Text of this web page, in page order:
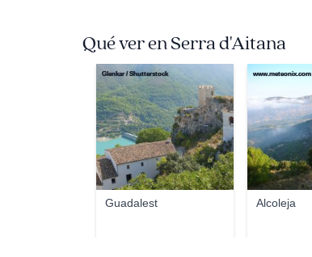
Qué ver en Serra d'Aitana
Guadalest
Glenkar / Shutterstock
Alcoleja
www.meteonix.com